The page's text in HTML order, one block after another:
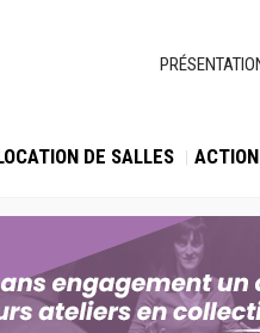
DE SALLES